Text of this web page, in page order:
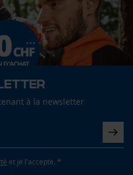
à la newsletter
et je l'accepte. *
Manager
Web Analytics Tool
Tracking